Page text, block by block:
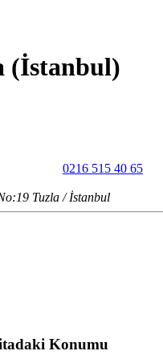
(İstanbul)
0216 515 40 65
Tuzla / İstanbul
Konumu